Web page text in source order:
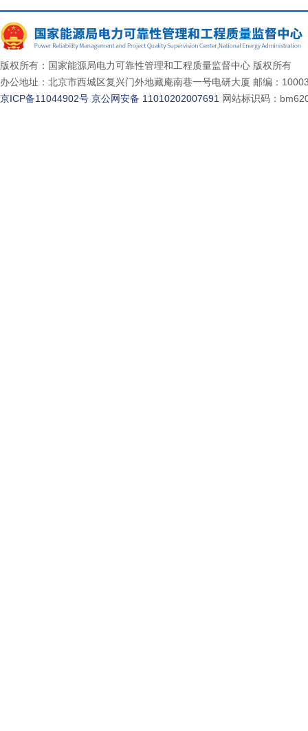
版权所有：国家能源局电力可靠性管理和工程质量监督中心 版权所有
办公地址：北京市西城区复兴门外地藏庵南巷一号电研大厦 邮编：
京ICP备11044902号 京公网安备 11010202007691 网站标识码：